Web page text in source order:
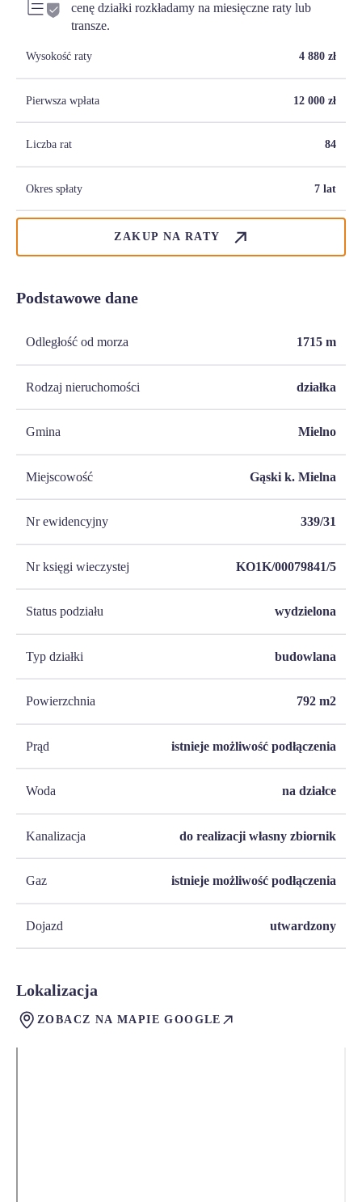
cenę działki rozkładamy na miesięczne raty lub
transze.
Wysokość raty 4 880 zł
Pierwsza wpłata 12 000 zł
Liczba rat 84
Okres spłaty 7 lat
ZAKUP NA RATY
Podstawowe dane
Odległość od morza 1715 m
Rodzaj nieruchomości działka
Gmina Mielno
Miejscowość Gąski k. Mielna
Nr ewidencyjny 339/31
Nr księgi wieczystej KO1K/00079841/5
Status podziału wydzielona
Typ działki budowlana
Powierzchnia 792 m2
Prąd istnieje możliwość podłączenia
Woda na działce
Kanalizacja do realizacji własny zbiornik
Gaz istnieje możliwość podłączenia
Dojazd utwardzony
Lokalizacja
ZOBACZ NA MAPIE GOOGLE